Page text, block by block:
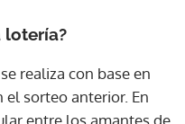
lotería?
realiza con base en
el sorteo anterior. En
entre los amantes de